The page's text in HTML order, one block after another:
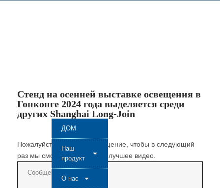
ДОМ
Наш
продукт
О нас
Стенд на осенней выставке освещения в
Гонконге 2024 года выделяется среди
других Shanghai Long-Join
Пожалуйста, оставьте сообщение, чтобы в следующий
раз мы смогли создать еще лучшее видео.